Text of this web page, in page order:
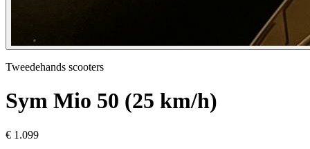
Tweedehands scooters
Sym Mio 50 (25 km/h)
€ 1.099